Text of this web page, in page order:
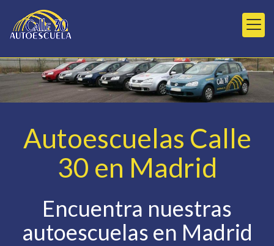
Autoescuelas Calle
30 en Madrid
Encuentra nuestras
autoescuelas en Madrid